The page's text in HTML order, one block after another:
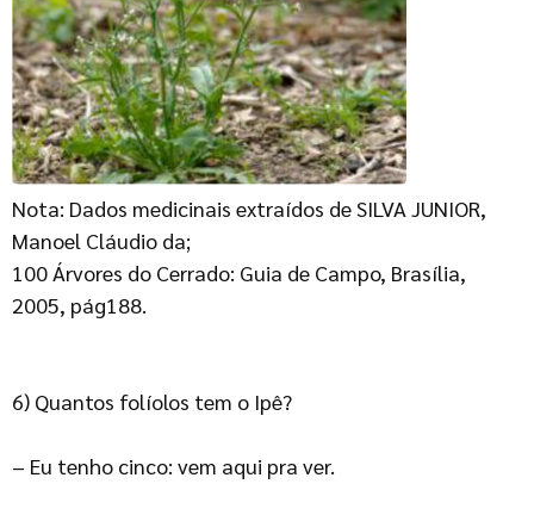
Nota: Dados medicinais extraídos de SILVA JUNIOR,
Manoel Cláudio da;
100 Árvores do Cerrado: Guia de Campo, Brasília,
2005, pág188.
6) Quantos folíolos tem o Ipê?
– Eu tenho cinco: vem aqui pra ver.